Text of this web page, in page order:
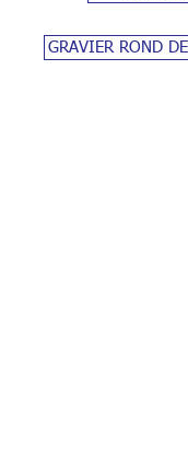
GRAVIER ROND